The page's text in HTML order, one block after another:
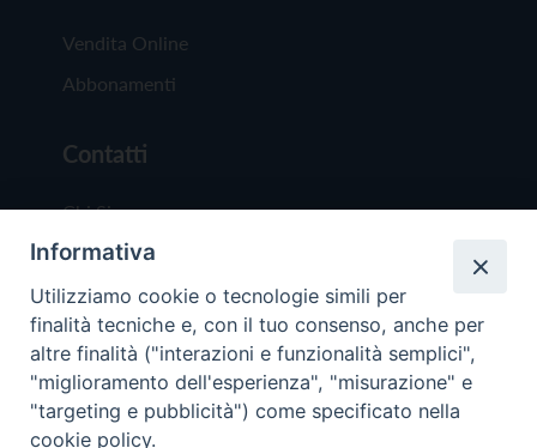
Vendita Online
Abbonamenti
Contatti
Chi Siamo
Redazione
Scrivici
Informativa
Utilizziamo cookie o tecnologie simili per
finalità tecniche e, con il tuo consenso, anche per
altre finalità ("interazioni e funzionalità semplici",
"miglioramento dell'esperienza", "misurazione" e
"targeting e pubblicità") come specificato nella
cookie policy.